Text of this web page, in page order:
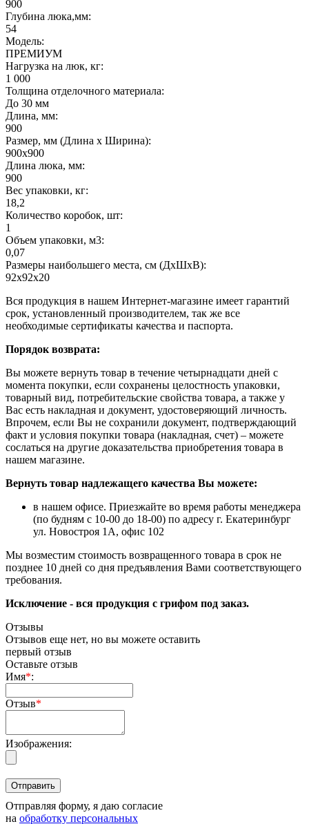
900
Глубина люка,мм:
54
Модель:
ПРЕМИУМ
Нагрузка на люк, кг:
1 000
Толщина отделочного материала:
До 30 мм
Длина, мм:
900
Размер, мм (Длина х Ширина):
900х900
Длина люка, мм:
900
Вес упаковки, кг:
18,2
Количество коробок, шт:
1
Объем упаковки, м3:
0,07
Размеры наибольшего места, см (ДхШхВ):
92х92х20
Вся продукция в нашем Интернет-магазине имеет гарантий
срок, установленный производителем, так же все
необходимые сертификаты качества и паспорта.
Порядок возврата:
Вы можете вернуть товар в течение четырнадцати дней с
момента покупки, если сохранены целостность упаковки,
товарный вид, потребительские свойства товара, а также у
Вас есть накладная и документ, удостоверяющий личность.
Впрочем, если Вы не сохранили документ, подтверждающий
факт и условия покупки товара (накладная, счет) – можете
сослаться на другие доказательства приобретения товара в
нашем магазине.
Вернуть товар надлежащего качества Вы можете:
в нашем офисе. Приезжайте во время работы менеджера
(по будням с 10-00 до 18-00) по адресу г. Екатеринбург
ул. Новостроя 1А, офис 102
Мы возместим стоимость возвращенного товара в срок не
позднее 10 дней со дня предъявления Вами соответствующего
требования.
Исключение - вся продукция с грифом под заказ.
Отзывы
Отзывов еще нет, но вы можете оставить
первый отзыв
Оставьте отзыв
Имя*:
Отзыв*
Изображения:
Отправляя форму, я даю согласие
на обработку персональных